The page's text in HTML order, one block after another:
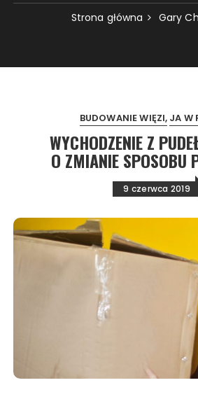
Strona główna Gary
BUDOWANIE WIĘZI JA W
WYCHODZENIE Z
O ZMIANIE SPOSOBU
9 czerwca 2019